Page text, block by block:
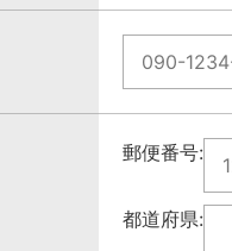
郵便番号:
都道府県: